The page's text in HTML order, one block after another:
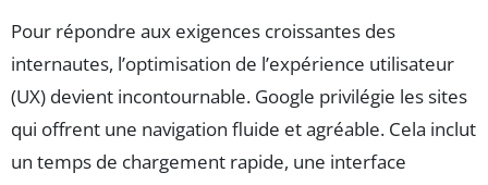
Pour répondre aux exigences croissantes des
internautes, l’optimisation de l’expérience utilisateur
(UX) devient incontournable. Google privilégie les sites
qui offrent une navigation fluide et agréable. Cela inclut
un temps de chargement rapide, une interface